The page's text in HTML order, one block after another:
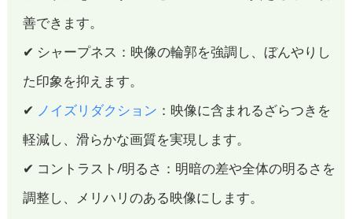
善できます。
✔ シャープネス：映像の輪郭を強調し、ぼんやりし
た印象を抑えます。
✔ ノイズリダクション ：映像に含まれるざらつきを
軽減し、滑らかな画質を実現します。
✔ コントラスト/明るさ：明暗の差や全体の明るさを
調整し、メリハリのある映像にします。